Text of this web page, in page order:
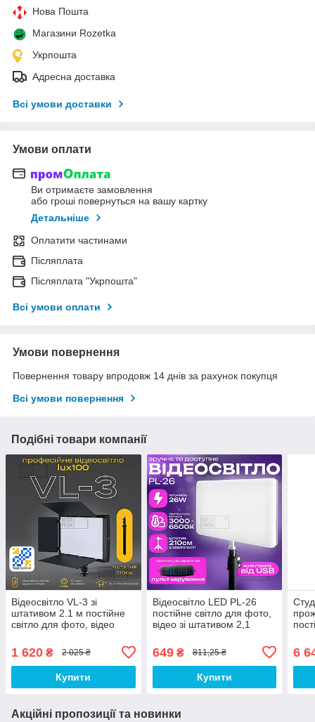
Нова Пошта
Магазини Rozetka
Укрпошта
Адресна доставка
Всі умови доставки
Умови оплати
Ви отримаєте замовлення
або гроші повернуться на вашу картку
Детальніше
Оплатити частинами
Післяплата
Післяплата "Укрпошта"
Всі умови оплати
Умови повернення
Повернення товару впродовж 14 днів за рахунок покупця
Всі умови повернення
Подібні товари компанії
Відеосвітло VL-3 зі
штативом 2.1 м постійне
світло для фото, відео
світло
1 620 ₴ 2 025 ₴
Купити
Відеосвітло LED PL-26
постійне світло для фото,
відео зі штативом 2,1
лампа для фото.
649₴ 811,25 ₴
Купити
280
6
Акційні пропозиції та новинки